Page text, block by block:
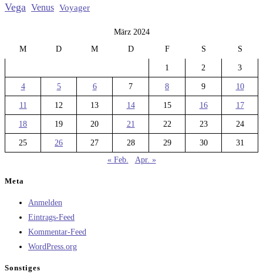
Vega Venus Voyager
März 2024
M
D M D F S S
1 2 3
4 5 6 7 8 9 10
11 12 13 14 15 16 17
18 19 20 21 22 23 24
25 26 27 28 29 30
31
« Feb.
Apr. »
Meta
Anmelden
Eintrags-Feed
Kommentar-Feed
WordPress.org
Sonstiges